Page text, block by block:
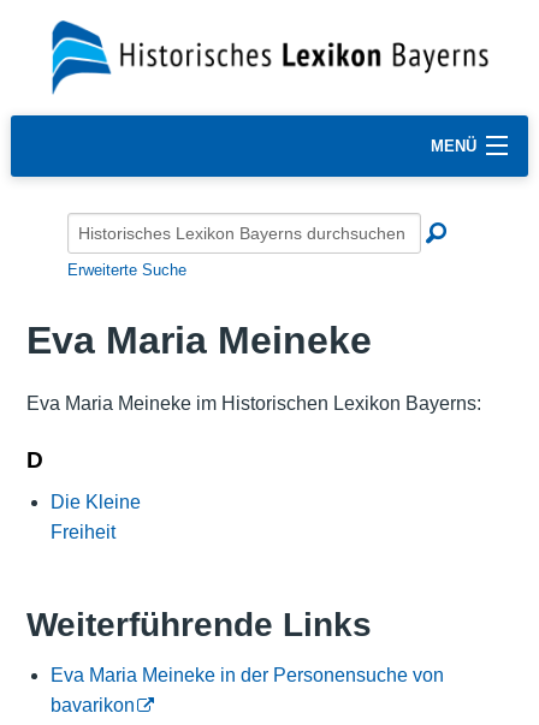
MENÜ
Erweiterte Suche
Eva Maria Meineke
Eva Maria Meineke im Historischen Lexikon Bayerns:
D
Die Kleine
Freiheit
Weiterführende Links
Eva Maria Meineke in der Personensuche von
bavarikon